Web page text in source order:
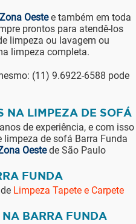
Oestee também em toda
prontos para atendê-los
limpeza ou lavagem ou
limpeza completa.
(11) 9.6922-6588 pode
NA LIMPEZA DE SOFÁ
de experiência, e com isso
limpeza de sofá Barra Funda
Oestede São Paulo
FUNDA
Limpeza Tapete e Carpete
BARRA FUNDA